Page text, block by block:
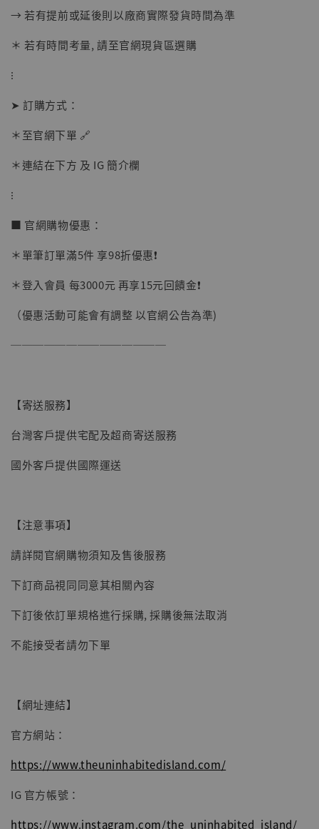
【店內現貨】海賊王 系列蒐藏雕像 布魯克達
摩 [7STARS Studio]
NT$ 1,500
子彈飛 鵝城縣長 張麻子 [BK01]
NT$ 4,980
→ 若有提前或延後則以廠商實際發貨時間為準
＊ 若有時間考量, 請至官網現貨區選購
⁝
➤ 訂購方式：
＊至官網下單 🔗
＊連結在下方 及 IG 簡介欄
⁝
■ 官網購物優惠：
＊單筆訂單滿5件 享98折優惠❗️
＊登入會員 每3000元 再享15元回饋金❗️
（優惠活動可能會有調整 以官網公告為準)
──────────────
【寄送服務】
台灣客戶提供宅配及超商寄送服務
國外客戶提供國際運送
【注意事項】
請詳閱官網購物須知及售後服務
下訂商品視同同意其相關內容
下訂後依訂單規格進行採購, 採購後無法取消
不能接受者請勿下單
【網址連結】
官方網站：
https://www.theuninhabitedisland.com/
IG 官方帳號：
https://www.instagram.com/the_uninhabited_island/